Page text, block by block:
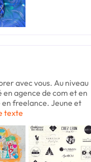
avec vous. Au niveau
agence de com et en
freelance. Jeune et
texte